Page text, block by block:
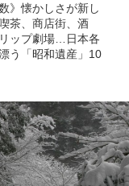
》懐かしさが新し
茶、商店街、酒
ップ劇場…日本各
う「昭和遺産」10